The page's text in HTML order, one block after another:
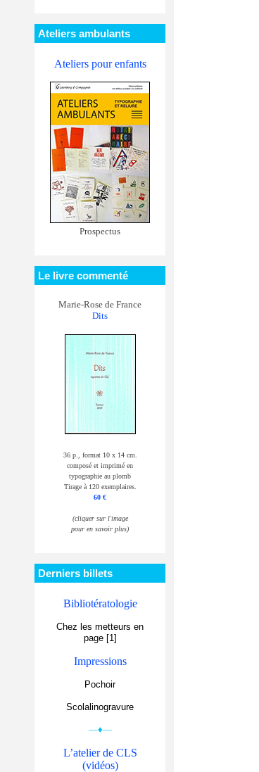
Ateliers ambulants
Ateliers pour enfants
Prospectus
Le livre commenté
Marie-Rose de France
Dits
36 p., format 10 x 14 cm.
composé et imprimé en
typographie au plomb
Tirage à 120 exemplaires.
60 €
(cliquer sur l'image
pour en savoir plus)
Derniers billets
Bibliotératologie
Chez les metteurs en
page [1]
Impressions
Pochoir
Scolalinogravure
—♦—
L’atelier de CLS
(vidéos)